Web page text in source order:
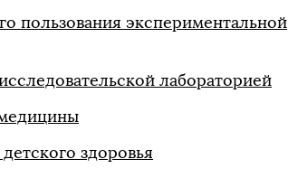
пользования экспериментальной
лабораторией
здоровья